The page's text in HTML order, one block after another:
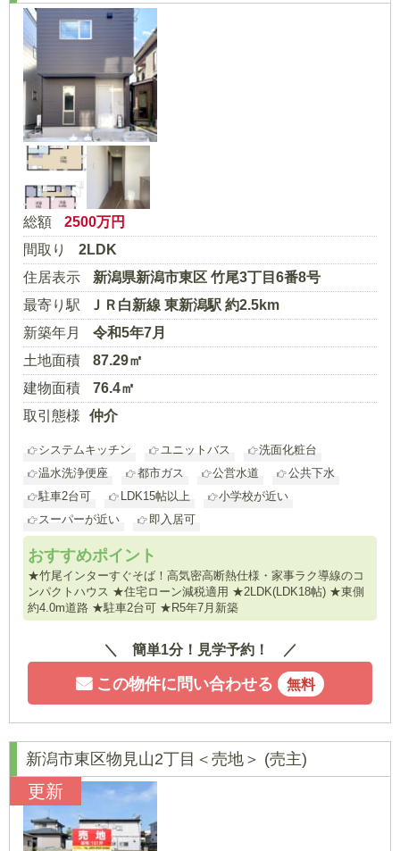
総額 2500万円
間取り
2LDK
住居表示
新潟県新潟市東区 竹尾3丁目6番8号
最寄り駅
ＪＲ白新線 東新潟駅 約2.5km
新築年月
令和5年7月
土地面積
87.29㎡
建物面積
76.4㎡
取引態様
仲介
システムキッチン ユニットバス
洗面化粧台
温水洗浄便座
都市ガス 公営水道
公共下水
駐車2台可
LDK15帖以上
小学校が近い
スーパーが近い
即入居可
おすすめポイント
★竹尾インターすぐそば！高気密高断熱仕様・家事ラク導線のコ
ンパクトハウス ★住宅ローン減税適用 ★2LDK(LDK18帖) ★東側
約4.0m道路 ★駐車2台可 ★R5年7月新築
簡単1分！見学予約！
この物件に問い合わせる 無料
新潟市東区物見山2丁目＜売地＞ (売主)
更新